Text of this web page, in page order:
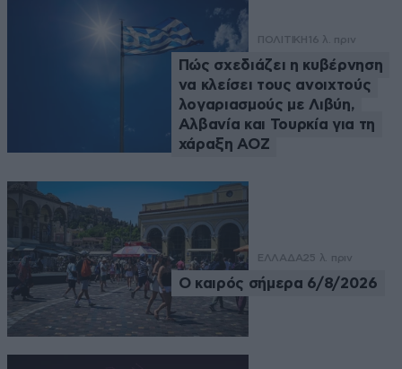
ΠΟΛΙΤΙΚΗ 16 λ. πριν
Πώς σχεδιάζει η κυβέρνηση
να κλείσει τους ανοιχτούς
λογαριασμούς με Λιβύη,
Αλβανία και Τουρκία για τη
χάραξη ΑΟΖ
ΕΛΛΑΔΑ25 λ. πριν
Ο καιρός σήμερα 6/8/2026